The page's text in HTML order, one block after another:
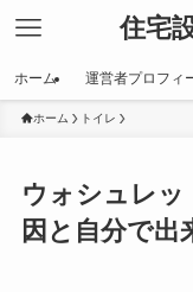
住宅
ホーム 運営者プロフィ
ホーム トイレ
ウォシュレ
因と自分で出